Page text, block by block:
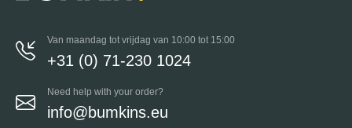
Van maandag tot vrijdag van 10:00 tot 15:00
+31 (0) 71-230 1024
Need help with your order?
info@bumkins.eu